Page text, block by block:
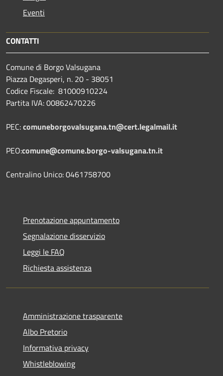
Eventi
CONTATTI
Comune di Borgo Valsugana
Piazza Degasperi, n. 20 - 38051
Codice Fiscale: 81000910224
Partita IVA: 00862470226
PEC:comuneborgovalsugana.tn@cert.legalmail.it
PEO:comune@comune.borgo-valsugana.tn.it
Centralino Unico: 0461758700
Prenotazione appuntamento
Segnalazione disservizio
Leggi le FAQ
Richiesta assistenza
Amministrazione trasparente
Albo Pretorio
Informativa privacy
Whistleblowing